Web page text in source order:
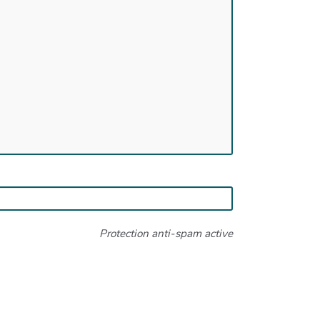
Protection anti-spam active